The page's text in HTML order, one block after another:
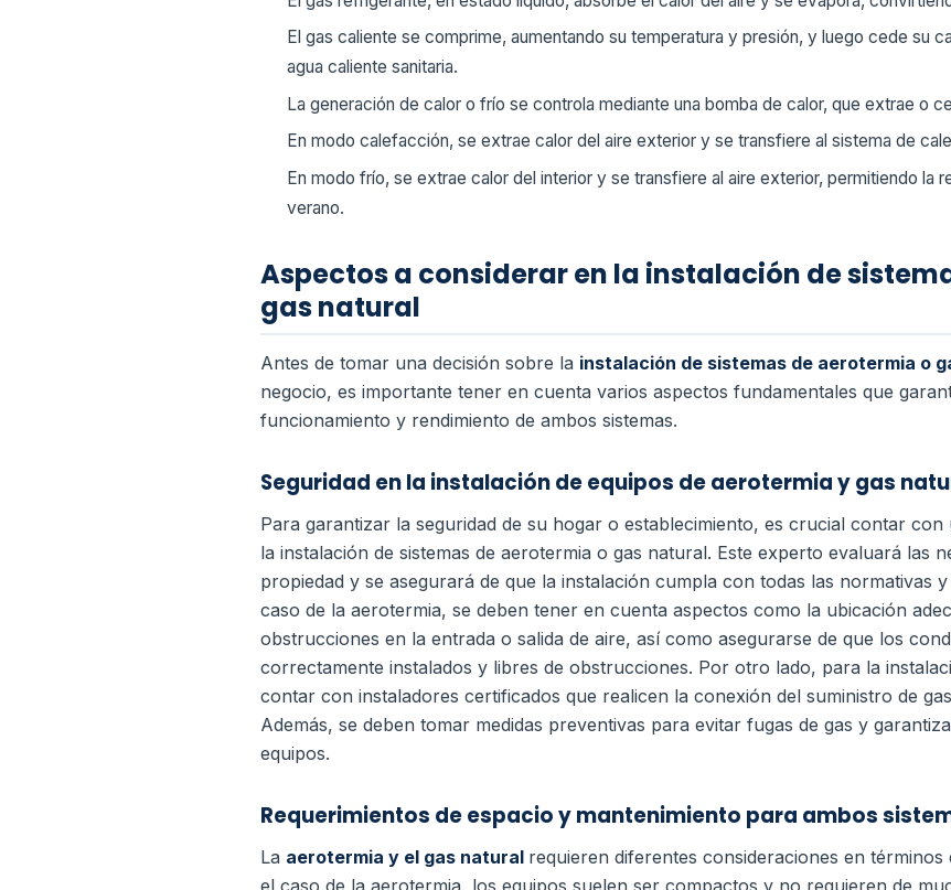
El gas caliente se comprime, aumentando su temperatura y presión, y luego cede su
agua caliente sanitaria.
La generación de calor o frío se controla mediante una bomba de calor, que extrae o
En modo calefacción, se extrae calor del aire exterior y se transfiere al sistema de
En modo frío, se extrae calor del interior y se transfiere al aire exterior, permitiendo la
verano.
Aspectos a considerar en la instalación de
gas natural
Antes de tomar una decisión sobre la instalación de sistemas de aerotermia o
negocio, es importante tener en cuenta varios aspectos fundamentales que
funcionamiento y rendimiento de ambos sistemas.
Seguridad en la instalación de equipos de aerotermia y gas
Para garantizar la seguridad de su hogar o establecimiento, es crucial contar
la instalación de sistemas de aerotermia o gas natural. Este experto evaluará las
propiedad y se asegurará de que la instalación cumpla con todas las normativas
caso de la aerotermia, se deben tener en cuenta aspectos como la ubicación
obstrucciones en la entrada o salida de aire, así como asegurarse de que los
correctamente instalados y libres de obstrucciones. Por otro lado, para la
contar con instaladores certificados que realicen la conexión del suministro de
Además, se deben tomar medidas preventivas para evitar fugas de gas y
equipos.
Requerimientos de espacio y mantenimiento para ambos
La aerotermia y el gas natural requieren diferentes consideraciones en términos